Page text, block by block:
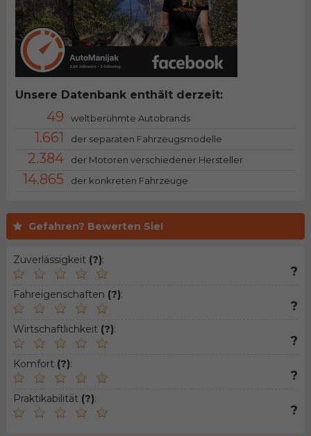
Gefahren? Bewerten Sie!
Zuverlässigkeit (?):
?
Fahreigenschaften (?):
?
Wirtschaftlichkeit (?):
?
Komfort (?):
?
Praktikabilität (?):
?
Unsere Datenbank enthält derzeit:
49 weltberühmte Autobrands
1.661 der separaten Fahrzeugsmodelle
2.384 der Motoren verschiedener Hersteller
14.865 der konkreten Fahrzeuge